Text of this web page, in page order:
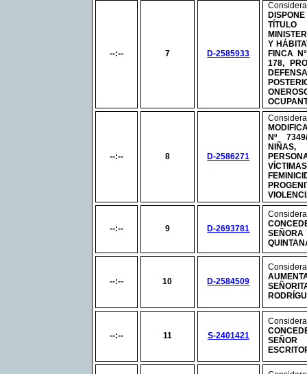
--:-- 7 D-2585933
TÍTULO
Y
FINCA N°
178,
--:-- 8 D-2586271
Nº7349/
NIÑAS,
--:-- 9 D-2693781
--:-- 10 D-2584509
--:-- 11 S-2401421